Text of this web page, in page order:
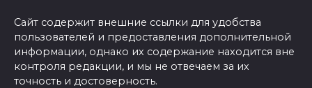
Сайт содержит внешние ссылки для удобства
пользователей и предоставления дополнительной
информации, однако их содержание находится вне
контроля редакции, и мы не отвечаем за их
точность и достоверность.